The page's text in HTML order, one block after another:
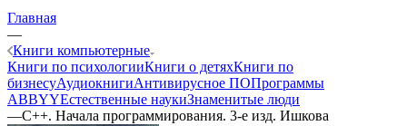
Главная
—
Книги компьютерные
Книги по психологииКниги о детяхКниги по
бизнесуАудиокнигиАнтивирусное ПОПрограммы
ABBYYЕстественные наукиЗнаменитые люди
—C++. Начала программирования. 3-е изд. Ишкова